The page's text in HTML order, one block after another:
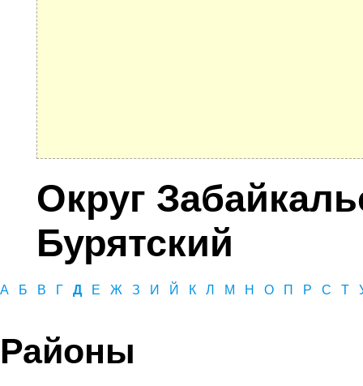
Округ
Бурятский
А Б В Г Д Е Ж З И Й К Л М Н О П Р С Т
Районы